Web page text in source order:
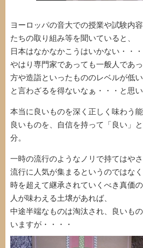
ヨーロッパの音大での授業や試験内
たちの取り組み等を聞いていると、
日本はなかなかこうはいかない・・・
やはり専門家であっても一般人であ
方や造詣といったもののレベルが低い
と言わざるを得ないなぁ・・・と思い
本当に良いものを深く正しく味わう能
良いものを、自信を持って「良い」
分。
一時の流行のようなノリで持てはや
流行に人気が集まるというのではなく
時を超えて継承されていくべき真価
人が味わえる土壌があれば、
中途半端なものは淘汰され、良いも
いますが・・・・